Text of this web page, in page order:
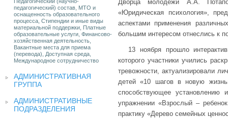
педагогический) состав, МТО и
оснащенность образовательного
процесса, Стипендии и иные виды
материальной поддержки, Платные
образовательные услуги, Финансово-
хозяйственная деятельность,
Вакантные места для приема
(перевода), Доступная среда,
Международное сотрудничество
АДМИНИСТРАТИВНАЯ
ГРУППА
АДМИНИСТРАТИВНЫЕ
ПОДРАЗДЕЛЕНИЯ
Дворца молодежи А.А.
«Юридическая психология»,
аспектами применения
большим интересом отнеслись к
13 ноября прошло
которого участники учились
тревожности, актуализировали
детей «10 шагов в новую
способствующее установлению
упражнении «Взрослый –
практику «Дерево семейных